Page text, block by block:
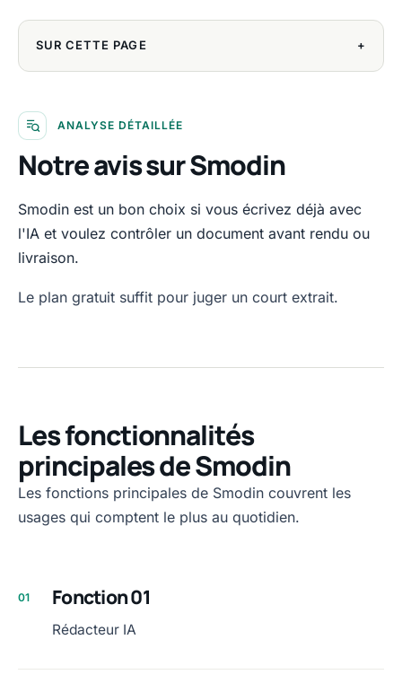
SUR CETTE PAGE +
ANALYSE DÉTAILLÉE
Notre avis sur Smodin
Smodin est un bon choix si vous écrivez déjà avec
l'IA et voulez contrôler un document avant rendu ou
livraison.
Le plan gratuit suffit pour juger un court extrait.
Les fonctionnalités
principales de Smodin
Les fonctions principales de Smodin couvrent les
usages qui comptent le plus au quotidien.
01 Fonction 01
Rédacteur IA